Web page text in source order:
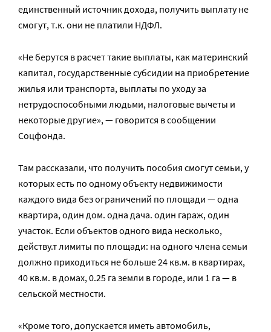
единственный источник дохода, получить выплату не
смогут, т.к. они не платили НДФЛ.
«Не берутся в расчет такие выплаты, как материнский
капитал, государственные субсидии на приобретение
жилья или транспорта, выплаты по уходу за
нетрудоспособными людьми, налоговые вычеты и
некоторые другие», — говорится в сообщении
Соцфонда.
Там рассказали, что получить пособия смогут семьи, у
которых есть по одному объекту недвижимости
каждого вида без ограничений по площади — одна
квартира, один дом. одна дача. один гараж, один
участок. Если объектов одного вида несколько,
действу.т лимиты по площади: на одного члена семьи
должно приходиться не больше 24 кв.м. в квартирах,
40 кв.м. в домах, 0.25 га земли в городе, или 1 га — в
сельской местности.
«Кроме того, допускается иметь автомобиль,